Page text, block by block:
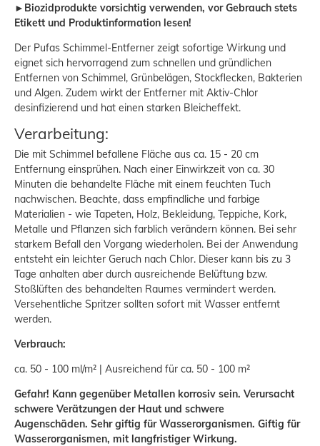
►Biozidprodukte vorsichtig verwenden, vor Gebrauch stets
Etikett und Produktinformation lesen!
Der Pufas Schimmel-Entferner zeigt sofortige Wirkung und
eignet sich hervorragend zum schnellen und gründlichen
Entfernen von Schimmel, Grünbelägen, Stockflecken, Bakterien
und Algen. Zudem wirkt der Entferner mit Aktiv-Chlor
desinfizierend und hat einen starken Bleicheffekt.
Verarbeitung:
Die mit Schimmel befallene Fläche aus ca. 15 - 20 cm
Entfernung einsprühen. Nach einer Einwirkzeit von ca. 30
Minuten die behandelte Fläche mit einem feuchten Tuch
nachwischen. Beachte, dass empfindliche und farbige
Materialien - wie Tapeten, Holz, Bekleidung, Teppiche, Kork,
Metalle und Pflanzen sich farblich verändern können. Bei sehr
starkem Befall den Vorgang wiederholen. Bei der Anwendung
entsteht ein leichter Geruch nach Chlor. Dieser kann bis zu 3
Tage anhalten aber durch ausreichende Belüftung bzw.
Stoßlüften des behandelten Raumes vermindert werden.
Versehentliche Spritzer sollten sofort mit Wasser entfernt
werden.
Verbrauch:
ca. 50 - 100 ml/m² | Ausreichend für ca. 50 - 100 m²
Gefahr! Kann gegenüber Metallen korrosiv sein. Verursacht
schwere Verätzungen der Haut und schwere
Augenschäden. Sehr giftig für Wasserorganismen. Giftig für
Wasserorganismen, mit langfristiger Wirkung.